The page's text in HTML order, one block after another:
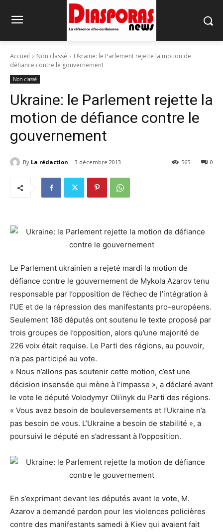
Accueil Non classé
Ukraine: le Parlement rejette la motion de
défiance contre le gouvernement
Non classé
Ukraine: le Parlement rejette la
motion de défiance contre le
gouvernement
By La rédaction 3 décembre 2013 0
565
Le Parlement ukrainien a rejeté mardi la motion de
défiance contre le gouvernement de Mykola Azarov tenu
responsable par l’opposition de l’échec de l’intégration à
l’UE et de la répression des manifestants pro-européens.
Seulement 186 députés ont soutenu le texte proposé par
trois groupes de l’opposition, alors qu’une majorité de
226 voix était requise. Le Parti des régions, au pouvoir,
n’a pas participé au vote.
« Nous n’allons pas soutenir cette motion, c’est une
décision insensée qui mène à l’impasse », a déclaré avant
le vote le député Volodymyr Oliïnyk du Parti des régions.
« Vous avez besoin de bouleversements et l’Ukraine n’a
pas besoin de vous. L’Ukraine a besoin de stabilité », a
poursuivi le député en s’adressant à l’opposition.
En s’exprimant devant les députés avant le vote, M.
Azarov a demandé pardon pour les violences policières
contre des manifestants samedi à Kiev qui avaient fait